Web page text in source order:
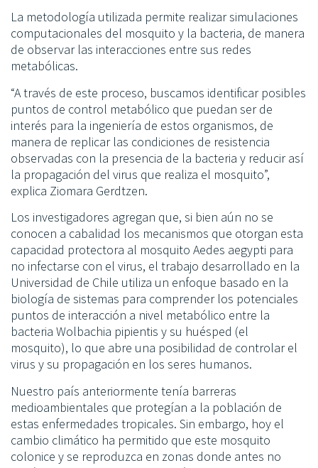
La metodología utilizada permite realizar simulaciones
computacionales del mosquito y la bacteria, de manera
de observar las interacciones entre sus redes
metabólicas.
“A través de este proceso, buscamos identificar posibles
puntos de control metabólico que puedan ser de
interés para la ingeniería de estos organismos, de
manera de replicar las condiciones de resistencia
observadas con la presencia de la bacteria y reducir así
la propagación del virus que realiza el mosquito”,
explica Ziomara Gerdtzen.
Los investigadores agregan que, si bien aún no se
conocen a cabalidad los mecanismos que otorgan esta
capacidad protectora al mosquito Aedes aegypti para
no infectarse con el virus, el trabajo desarrollado en la
Universidad de Chile utiliza un enfoque basado en la
biología de sistemas para comprender los potenciales
puntos de interacción a nivel metabólico entre la
bacteria Wolbachia pipientis y su huésped (el
mosquito), lo que abre una posibilidad de controlar el
virus y su propagación en los seres humanos.
Nuestro país anteriormente tenía barreras
medioambientales que protegían a la población de
estas enfermedades tropicales. Sin embargo, hoy el
cambio climático ha permitido que este mosquito
colonice y se reproduzca en zonas donde antes no